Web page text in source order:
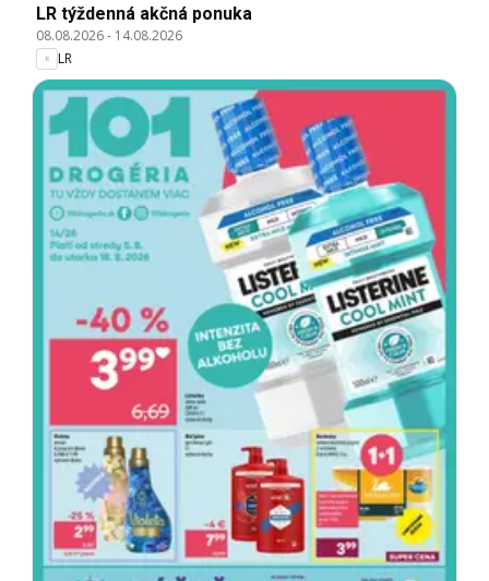
LR týždenná akčná ponuka
08.08.2026- 14.08.2026
LR